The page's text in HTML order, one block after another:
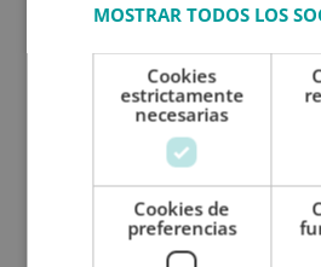
los procesos, la atención al/la
entorno clínico. Por ello, la
esencial para quienes
ámbito dental.
Una opción de formación
Internacional en Auxiliar de
permite adquirir conocimientos
en modalidad online ofrece
de horarios, acceso desde
MOSTRAR TODOS LOS
Cookies
estrictamente
necesarias
Cookies de
preferencias